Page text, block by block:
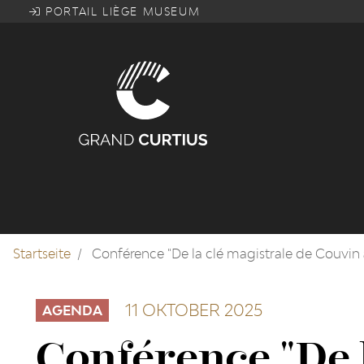
Direkt
PORTAIL LIÈGE MUSEUM
Startseite Conférence "De la clé magistrale de
AGENDA 11 OKTOBER 2025